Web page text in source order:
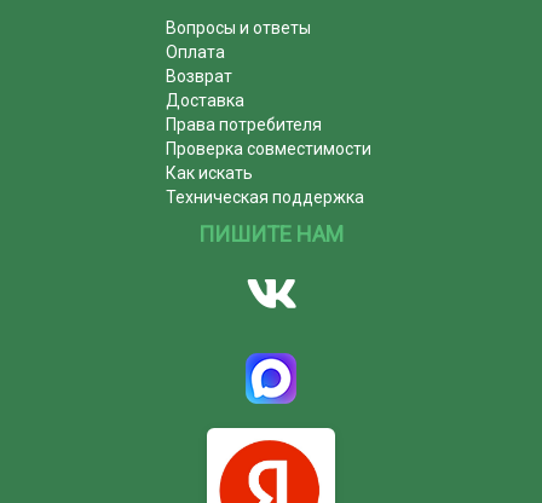
Вопросы и ответы
Оплата
Возврат
Доставка
Права потребителя
Проверка совместимости
Как искать
Техническая поддержка
ПИШИТЕ НАМ